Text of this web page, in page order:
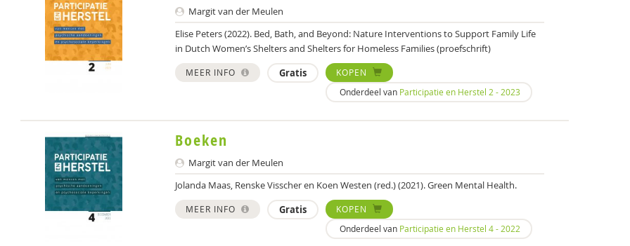
Margit van der Meulen
Elise Peters (2022). Bed, Bath, and Beyond: Nature Interventions to Support Family Life
in Dutch Women’s Shelters and Shelters for Homeless Families (proefschrift)
MEER INFO Gratis
KOPEN
Onderdeel van Participatie en Herstel 2 - 2023
Boeken
Margit van der Meulen
Jolanda Maas, Renske Visscher en Koen Westen (red.) (2021). Green Mental Health.
MEER INFO Gratis
KOPEN
Onderdeel van Participatie en Herstel 4 - 2022